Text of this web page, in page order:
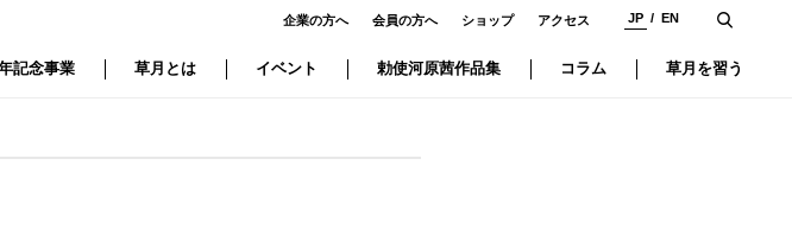
企業の方へ 会員の方へ ショップ アクセス JP EN
記念事業 草月とは イベント 勅使河原茜作品集 コラム 草月を習う